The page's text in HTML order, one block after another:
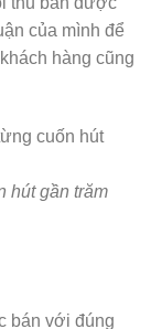
của mình để
hàng cũng
hút gần trăm
bán với đúng